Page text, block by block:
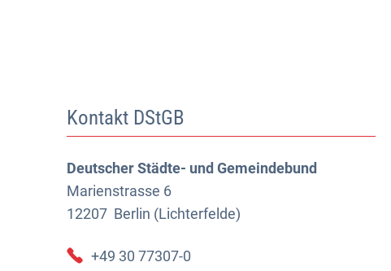
Kontakt DStGB
Deutscher Städte- und Gemeindebund
Marienstrasse 6
12207 Berlin (Lichterfelde)
+49 30 77307-0